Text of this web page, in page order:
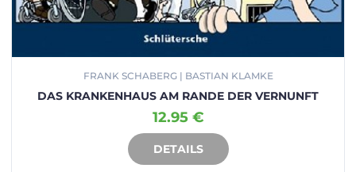
FRANK SCHABERG | BASTIAN KLAMKE
DAS KRANKENHAUS AM RANDE DER VERNUNFT
12.95 €
DETAILS
IN DEN WARENKORB